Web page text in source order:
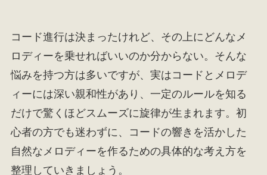
コード進行は決まったけれど、その上にどんなメ
ロディーを乗せればいいのか分からない。そんな
悩みを持つ方は多いですが、実はコードとメロデ
ィーには深い親和性があり、一定のルールを知る
だけで驚くほどスムーズに旋律が生まれます。初
心者の方でも迷わずに、コードの響きを活かした
自然なメロディーを作るための具体的な考え方を
整理していきましょう。